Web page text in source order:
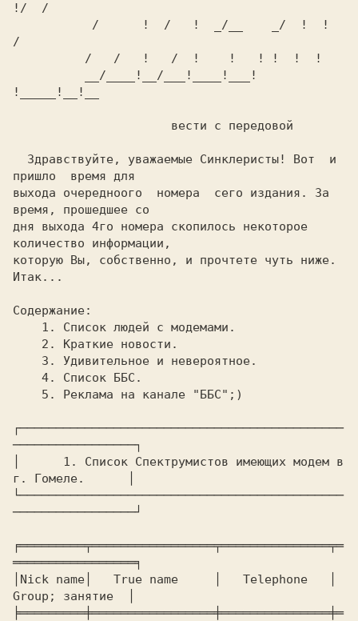
!/  /
/
!_____!__!__
пришло  время для
выхода очередноого  номера  сего издания. За
время, прошедшее со
дня выхода 4го номера скопилось некоторое
количество информации,
которую Вы, собственно, и прочтете чуть ниже.
Итак...
Содержание:
┌─────────────────────────────────────────────
─────────────────┐
│      1. Список Спектрумистов имеющих модем в
г. Гомеле.      │
└─────────────────────────────────────────────
─────────────────┘
╒═════════╤═════════════════╤═══════════════╤═
═════════════════╕
│Nick name│   True name     │   Telephone   │
Group; занятие  │
╞═════════╪═════════════════╪═══════════════╪═